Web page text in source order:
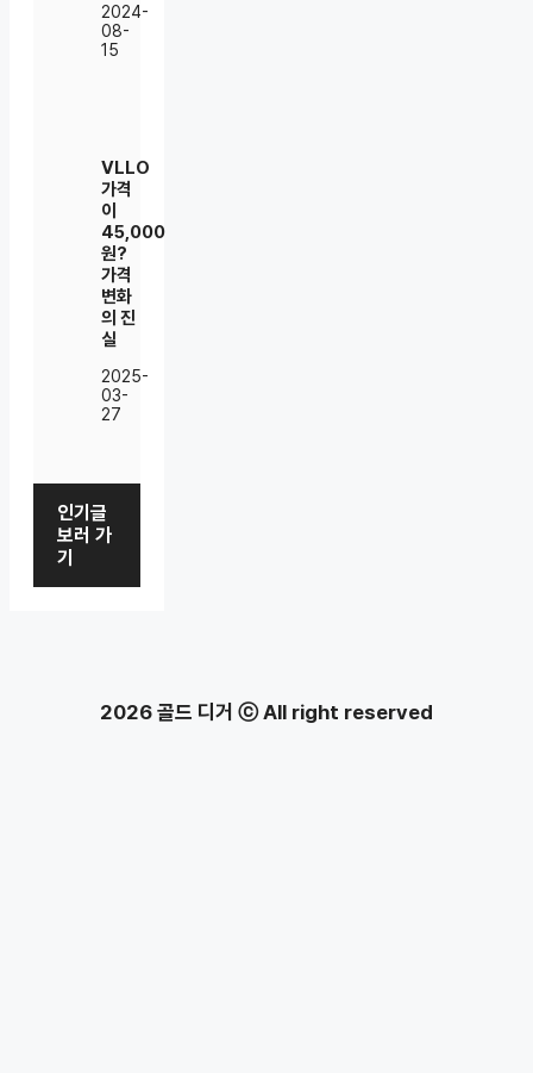
2024-
08-
15
VLLO
가격
이
45,000
원?
가격
변화
의 진
실
2025-
03-
27
인기글
보러 가
기
2026 골드 디거 ⓒ All right reserved